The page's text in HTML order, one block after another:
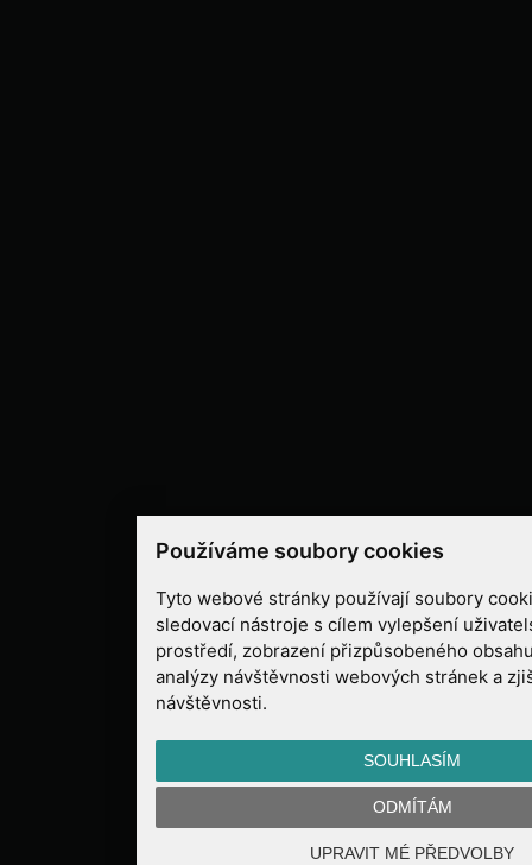
Používáme soubory cookies
Tyto webové stránky používají soubory
sledovací nástroje s cílem vylepšení
prostředí, zobrazení přizpůsobeného
analýzy návštěvnosti webových stránek a
návštěvnosti.
SOUHLASÍM
ODMÍTÁM
UPRAVIT MÉ PŘEDVOLBY